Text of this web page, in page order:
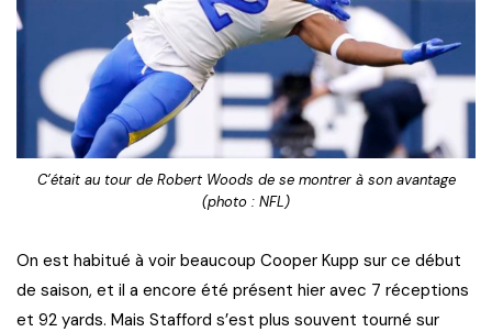
C’était au tour de Robert Woods de se montrer à son avantage
(photo : NFL)
On est habitué à voir beaucoup Cooper Kupp sur ce début
de saison, et il a encore été présent hier avec 7 réceptions
et 92 yards. Mais Stafford s’est plus souvent tourné sur